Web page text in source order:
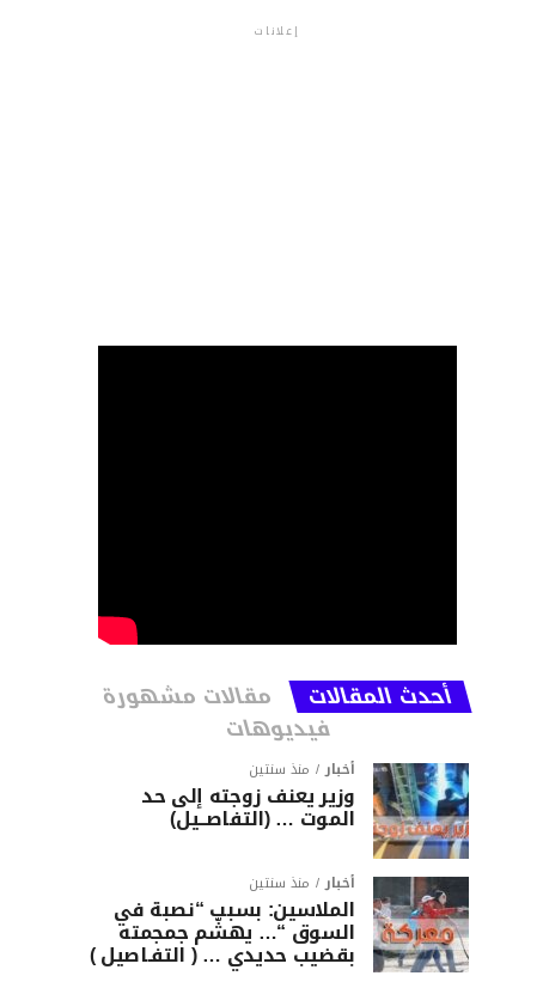
إعلانات
أحدث المقالات مقالات مشهورة
فيديوهات
أخبار منذ سنتين
وزير يعنف زوجته إلى حد
الموت … (التفاصــيل)
أخبار منذ سنتين
الملاسين: بسبب “نصبة في
السوق “… يهشّم جمجمته
بقضيب حديدي … ( التفـاصيل )